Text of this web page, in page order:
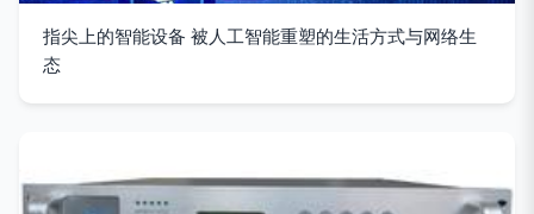
指尖上的智能设备 被人工智能重塑的生活方式与网络生
态